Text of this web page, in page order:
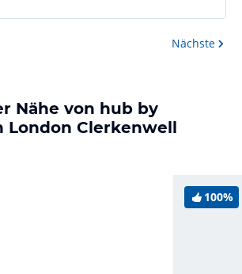
Nächste
Nähe von hub by
London Clerkenwell
100%